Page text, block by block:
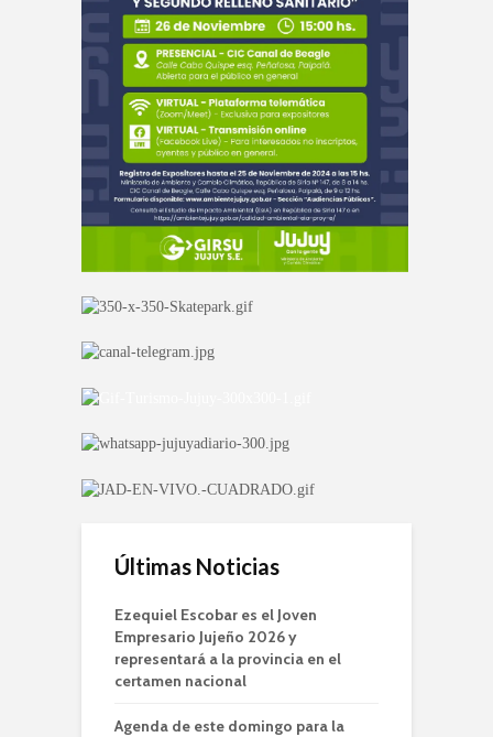
Últimas Noticias
Ezequiel Escobar es el Joven
Empresario Jujeño 2026 y
representará a la provincia en el
certamen nacional
Agenda de este domingo para la